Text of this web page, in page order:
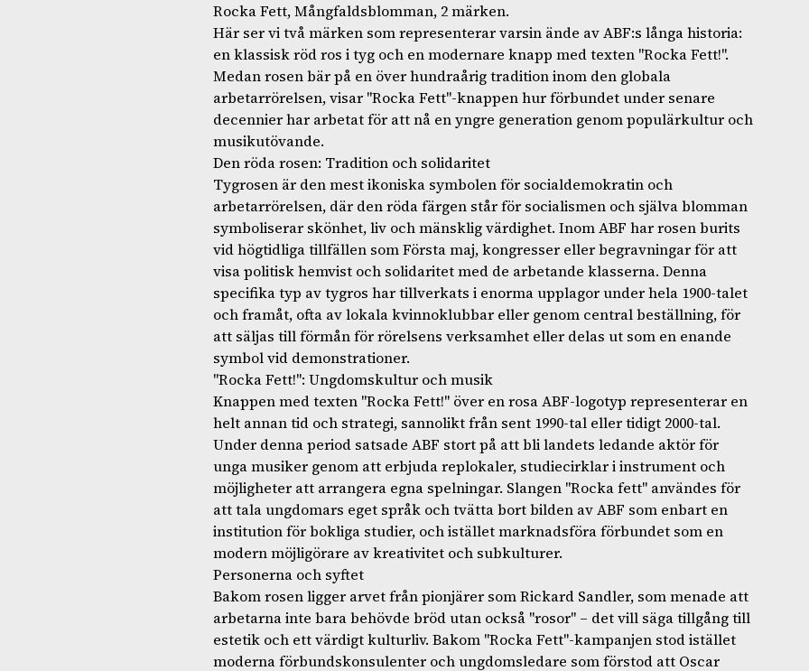
Rocka Fett, Mångfaldsblomman, 2 märken.
Här ser vi två märken som representerar varsin ände av ABF:s långa historia:
en klassisk röd ros i tyg och en modernare knapp med texten "Rocka Fett!".
Medan rosen bär på en över hundraårig tradition inom den globala
arbetarrörelsen, visar "Rocka Fett"-knappen hur förbundet under senare
decennier har arbetat för att nå en yngre generation genom populärkultur och
musikutövande.
Den röda rosen: Tradition och solidaritet
Tygrosen är den mest ikoniska symbolen för socialdemokratin och
arbetarrörelsen, där den röda färgen står för socialismen och själva blomman
symboliserar skönhet, liv och mänsklig värdighet. Inom ABF har rosen burits
vid högtidliga tillfällen som Första maj, kongresser eller begravningar för att
visa politisk hemvist och solidaritet med de arbetande klasserna. Denna
specifika typ av tygros har tillverkats i enorma upplagor under hela 1900-talet
och framåt, ofta av lokala kvinnoklubbar eller genom central beställning, för
att säljas till förmån för rörelsens verksamhet eller delas ut som en enande
symbol vid demonstrationer.
"Rocka Fett!": Ungdomskultur och musik
Knappen med texten "Rocka Fett!" över en rosa ABF-logotyp representerar en
helt annan tid och strategi, sannolikt från sent 1990-tal eller tidigt 2000-tal.
Under denna period satsade ABF stort på att bli landets ledande aktör för
unga musiker genom att erbjuda replokaler, studiecirklar i instrument och
möjligheter att arrangera egna spelningar. Slangen "Rocka fett" användes för
att tala ungdomars eget språk och tvätta bort bilden av ABF som enbart en
institution för bokliga studier, och istället marknadsföra förbundet som en
modern möjligörare av kreativitet och subkulturer.
Personerna och syftet
Bakom rosen ligger arvet från pionjärer som Rickard Sandler, som menade att
arbetarna inte bara behövde bröd utan också "rosor" – det vill säga tillgång till
estetik och ett värdigt kulturliv. Bakom "Rocka Fett"-kampanjen stod istället
moderna förbundskonsulenter och ungdomsledare som förstod att Oscar